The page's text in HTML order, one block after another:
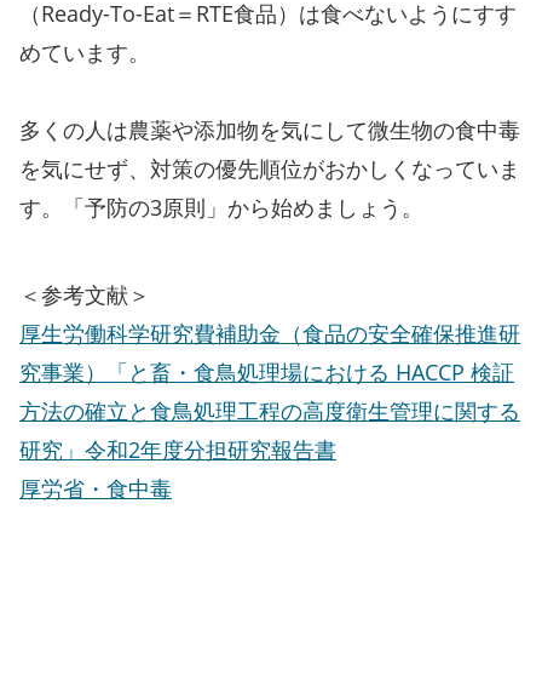
（Ready-To-Eat＝RTE食品）は食べないようにすす
めています。
多くの人は農薬や添加物を気にして微生物の食中毒
を気にせず、対策の優先順位がおかしくなっていま
す。「予防の3原則」から始めましょう。
＜参考文献＞
厚生労働科学研究費補助金（食品の安全確保推進研
究事業）「と畜・食鳥処理場における HACCP 検証
方法の確立と食鳥処理工程の高度衛生管理に関する
研究」令和2年度分担研究報告書
厚労省・食中毒